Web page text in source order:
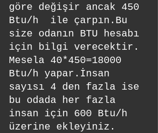
göre değişir ancak 450
Btu/h  ile çarpın.Bu
size odanın BTU hesabı
için bilgi verecektir.
Mesela 40*450=18000
Btu/h yapar.İnsan
sayısı 4 den fazla ise
bu odada her fazla
insan için 600 Btu/h
üzerine ekleyiniz.